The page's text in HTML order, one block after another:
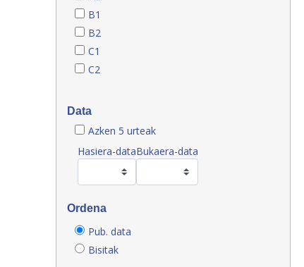
B1
B2
C1
C2
Data
Azken 5 urteak
Hasiera-dataBukaera-data
Ordena
Pub. data
Bisitak